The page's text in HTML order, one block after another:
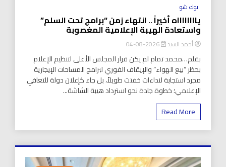
توك شو
يااااااااه أخيراً .. انتهاء زمن “برامج تحت السلم”
واستعادة الهيبة الإعلامية المغصوبة
أحمد السيد 2026-08-04
بقلم…محمد تمام لم يكن قرار المجلس الأعلى لتنظيم الإعلام
بحظر “بيع الهواء” والإيقاف الفوري لبرامج المساحات الإيجارية
مجرد استجابة لنداءات خفتت طويلاً، بل جاء كإعلان دولة للتعافي
الإعلامي؛ خطوة جادة نحو استرداد هيبة الشاشة...
Read More